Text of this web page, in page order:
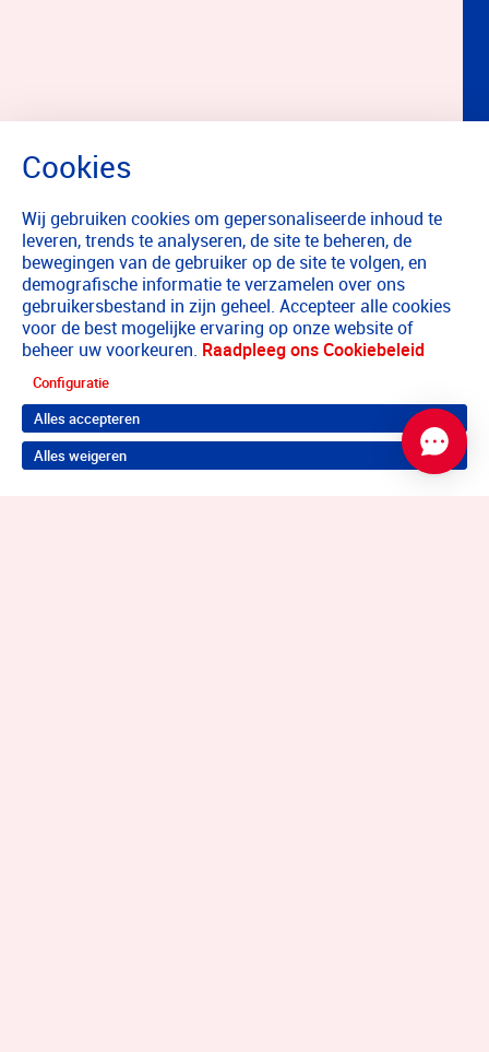
Wij gebruiken cookies om gepersonaliseerde inhoud te
leveren, trends te analyseren, de site te beheren, de
bewegingen van de gebruiker op de site te volgen, en
demografische informatie te verzamelen over ons
gebruikersbestand in zijn geheel. Accepteer alle cookies
voor de best mogelijke ervaring op onze website of
beheer uw voorkeuren. Raadpleeg ons Cookiebeleid
Configuratie
Alles accepteren
Alles weigeren